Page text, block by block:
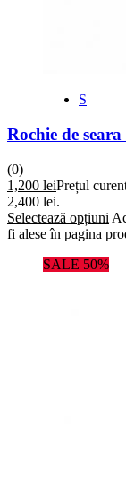
S
Rochie de
(0)
1,200 leiPrețul
2,400 lei.
Selectează opțiuni
fi alese în pagina
SALE 50%